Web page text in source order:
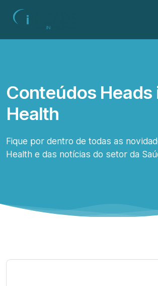
Conteúdos Heads
Health
Fique por dentro de todas as
Health e das notícias do setor da